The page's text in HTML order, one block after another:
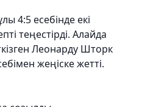
4:5 есебінде екі
теңестірді. Алайда
Леонарду Шторк
жеңіске жетті.